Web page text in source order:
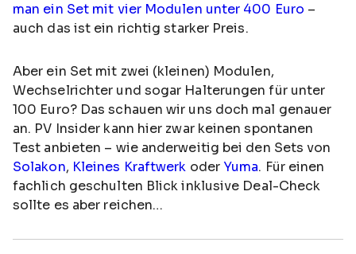
man ein Set mit vier Modulen unter 400 Euro –
auch das ist ein richtig starker Preis.
Aber ein Set mit zwei (kleinen) Modulen,
Wechselrichter und sogar Halterungen für unter
100 Euro? Das schauen wir uns doch mal genauer
an. PV Insider kann hier zwar keinen spontanen
Test anbieten – wie anderweitig bei den Sets von
Solakon, Kleines Kraftwerk oder Yuma. Für einen
fachlich geschulten Blick inklusive Deal-Check
sollte es aber reichen…